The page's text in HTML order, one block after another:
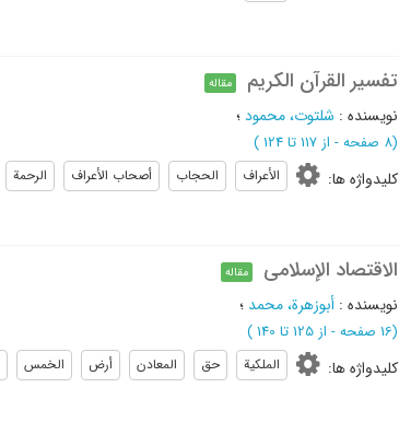
تفسیر القرآن الکریم مقاله
نویسنده : شلتوت، محمود؛
(‎8 صفحه - از 117 تا 124 )
کلیدواژه ها: الأعراف الحجاب أصحاب الأعراف الرحمة
الاقتصاد الإسلامی مقاله
نویسنده : أبوزهرة، محمد ؛
(‎16 صفحه - از 125 تا 140 )
کلیدواژه ها: الملکیة حق المعادن أرض الخمس